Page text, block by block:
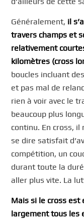
Généralement, il
travers champs et
relativement
kilomètres (cross
boucles incluant
et pas mal de
rien à voir avec le
beaucoup plus
continu. En cross,
se dire satisfait
compétition, un
durant toute la
aller plus vite. La
Mais si le cross est
largement tous les